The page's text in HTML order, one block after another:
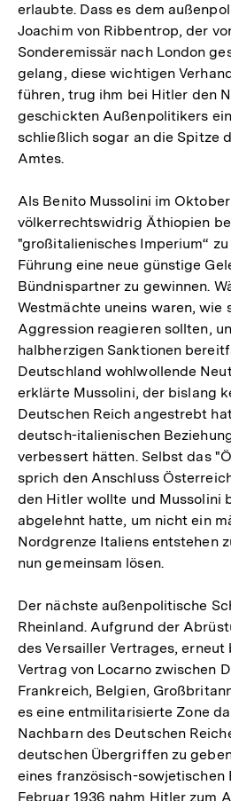
erlaubte. Dass es dem
Joachim von Ribbentrop, der
Sonderemissär nach London
gelang, diese wichtigen
führen, trug ihm bei Hitler den
geschickten Außenpolitikers
schließlich sogar an die Spitze
Amtes.
Als Benito Mussolini im Oktober
völkerrechtswidrig Äthiopien
"großitalienisches Imperium“
Führung eine neue günstige
Bündnispartner zu gewinnen.
Westmächte uneins waren, wie
Aggression reagieren sollten,
halbherzigen Sanktionen
Deutschland wohlwollende
erklärte Mussolini, der bislang
Deutschen Reich angestrebt
deutsch-italienischen
verbessert hätten. Selbst das
sprich den Anschluss
den Hitler wollte und Mussolini
abgelehnt hatte, um nicht ein
Nordgrenze Italiens entstehen
nun gemeinsam lösen.
Der nächste außenpolitische
Rheinland. Aufgrund der
des Versailler Vertrages,
Vertrag von Locarno zwischen
Frankreich, Belgien,
es eine entmilitarisierte Zone
Nachbarn des Deutschen
deutschen Übergriffen zu
eines französisch-sowjetischen
Februar 1936 nahm Hitler zum